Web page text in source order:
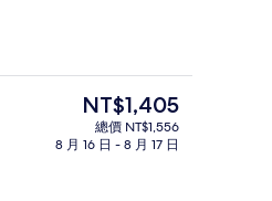
雙床房, 非吸煙房 | 書桌、遮光布/窗
目
前
的
NT$1,405
總價 NT$1,556
8 月 16 日 - 8 月 17 日